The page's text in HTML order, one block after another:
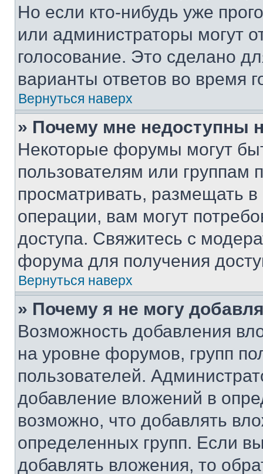
Но если кто-нибудь уже
или администраторы могут
голосование. Это сделано
варианты ответов во время
Вернуться наверх
» Почему мне недоступны
Некоторые форумы могут
пользователям или группам
просматривать, размещать
операции, вам могут
доступа. Свяжитесь с
форума для получения
Вернуться наверх
» Почему я не могу
Возможность добавления
на уровне форумов, групп
пользователей.
добавление вложений в
возможно, что добавлять
определенных групп. Если
добавлять вложения, то